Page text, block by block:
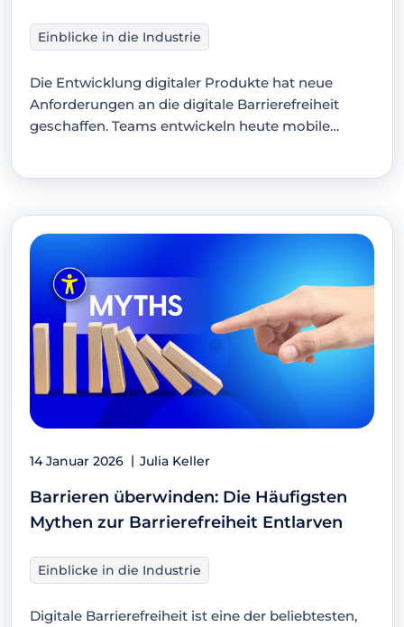
Einblicke in die Industrie
Die Entwicklung digitaler Produkte hat neue
Anforderungen an die digitale Barrierefreiheit
geschaffen. Teams entwickeln heute mobile
14 Januar 2026 Julia Keller
Barrieren überwinden: Die Häufigsten
Mythen zur Barrierefreiheit Entlarven
Einblicke in die Industrie
Digitale Barrierefreiheit ist eine der beliebtesten,